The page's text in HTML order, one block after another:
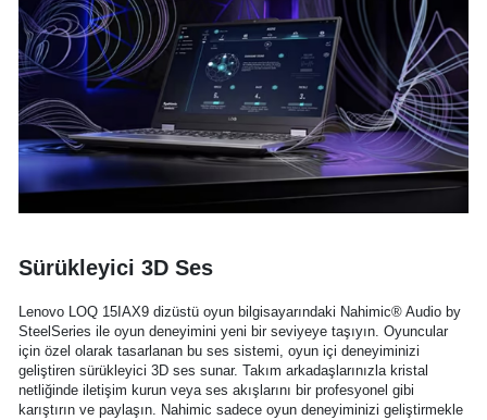
Sürükleyici 3D Ses
Lenovo LOQ 15IAX9 dizüstü oyun bilgisayarındaki Nahimic® Audio by
SteelSeries ile oyun deneyimini yeni bir seviyeye taşıyın. Oyuncular
için özel olarak tasarlanan bu ses sistemi, oyun içi deneyiminizi
geliştiren sürükleyici 3D ses sunar. Takım arkadaşlarınızla kristal
netliğinde iletişim kurun veya ses akışlarını bir profesyonel gibi
karıştırın ve paylaşın. Nahimic sadece oyun deneyiminizi geliştirmekle